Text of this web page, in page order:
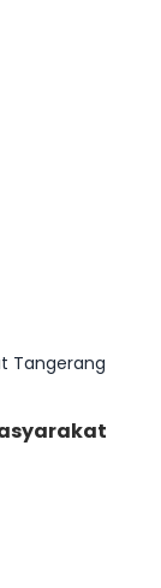
Tangerang